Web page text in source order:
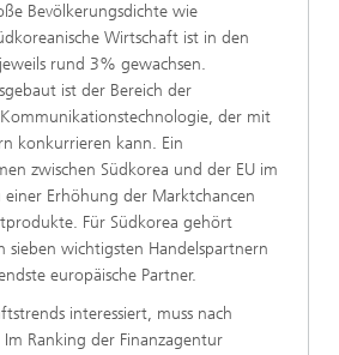
Bevölkerungsdichte wie
Wirtschaft ist in den
rund 3% gewachsen.
ist der Bereich der
der mit
konkurrieren kann. Ein
zwischen Südkorea und der EU im
Erhöhung der Marktchancen
Für Südkorea gehört
sieben wichtigsten Handelspartnern
europäische Partner.
interessiert, muss nach
Im Ranking der Finanzagentur